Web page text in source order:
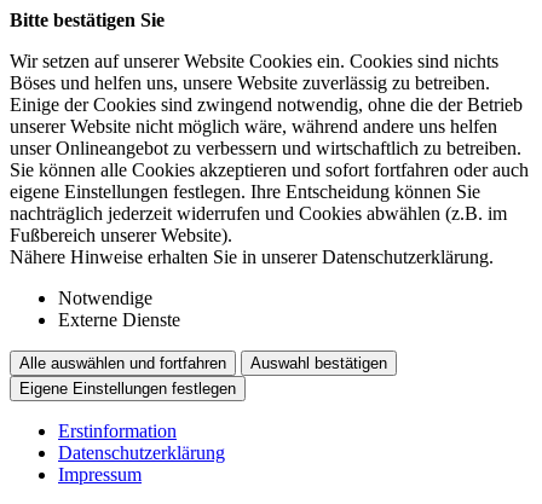
Bitte bestätigen Sie
Wir setzen auf unserer Website Cookies ein. Cookies sind nichts
Böses und helfen uns, unsere Website zuverlässig zu betreiben.
Einige der Cookies sind zwingend notwendig, ohne die der Betrieb
unserer Website nicht möglich wäre, während andere uns helfen
unser Onlineangebot zu verbessern und wirtschaftlich zu betreiben.
Sie können alle Cookies akzeptieren und sofort fortfahren oder auch
eigene Einstellungen festlegen. Ihre Entscheidung können Sie
nachträglich jederzeit widerrufen und Cookies abwählen (z.B. im
Fußbereich unserer Website).
Nähere Hinweise erhalten Sie in unserer Datenschutzerklärung.
Notwendige
Externe Dienste
Alle auswählen und fortfahren
Auswahl bestätigen
Eigene Einstellungen festlegen
Erstinformation
Datenschutzerklärung
Impressum